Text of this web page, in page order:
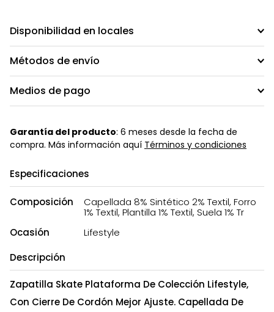
Disponibilidad en locales
Métodos de envío
Medios de pago
Garantía del producto: 6 meses desde la fecha de
compra. Más información aquí Términos y condiciones
Especificaciones
Composición
Capellada 8% Sintético 2% Textil, Forro
1% Textil, Plantilla 1% Textil, Suela 1% Tr
Ocasión
Lifestyle
Descripción
Zapatilla Skate Plataforma De Colección Lifestyle,
Con Cierre De Cordón Mejor Ajuste. Capellada De